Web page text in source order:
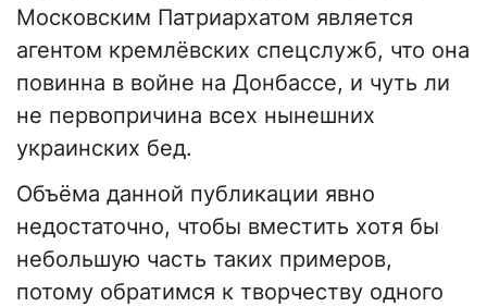
Московским Патриархатом является
агентом кремлёвских спецслужб, что она
повинна в войне на Донбассе, и чуть ли
не первопричина всех нынешних
украинских бед.
Объёма данной публикации явно
недостаточно, чтобы вместить хотя бы
небольшую часть таких примеров,
потому обратимся к творчеству одного